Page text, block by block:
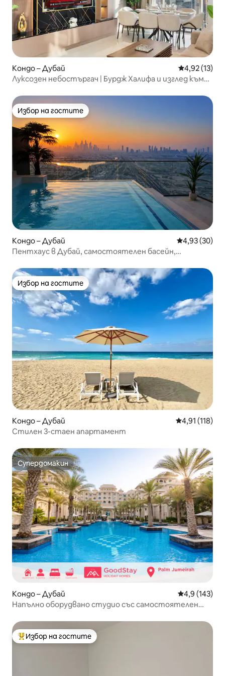
Кондо – Дубай Средна
4,92 (13)
Луксозен небостъргач | Бурдж Халифа и изглед към
Избор на гостите
Избор на гостите
Кондо – Дубай Средна
4,93 (30)
Пентхаус в Дубай, самостоятелен басейн,
Избор на гостите
Избор на гостите
Кондо – Дубай Средна
4,91 (118)
Стилен 3-стаен апартамент
Супердомакин
Супердомакин
Кондо – Дубай Средна
4,9 (143)
Напълно оборудвано студио със самостоятелен
Най-популярен избор на гостите
Избор на гостите